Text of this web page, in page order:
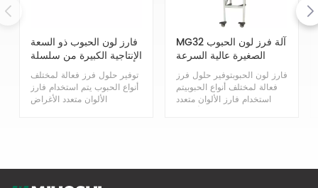
فارز لون الحبوب ذو السعة
الإنتاجية الكبيرة من سلسلة
MG
توفير حلول فرز فعالة لمختلف
أنواع الحبوب يتم استخدام فارز
الألوان متعدد الأغراض
الحمراء والفاصولياء والعدس
والفاصوليا البيضاء والفاصوليا
MG32 آلة فرز لون الحبوب
الصغيرة عالية السرعة
فارز لون الحبوبتوفير حلول فرز
فعالة لمختلف أنواع الحبوبيتم
استخدام فارز الألوان متعدد
والفاصوليا الحمراء والفاصولياء